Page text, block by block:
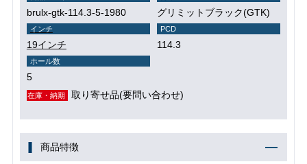
brulx-gtk-114.3-5-1980 グリミットブラック(GTK)
インチ
19インチ
PCD
114.3
ホール数
5
在庫・納期 取り寄せ品(要問い合わせ)
商品特徴